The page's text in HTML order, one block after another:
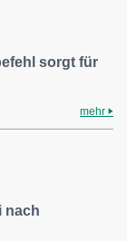
sorgt für
mehr
nach